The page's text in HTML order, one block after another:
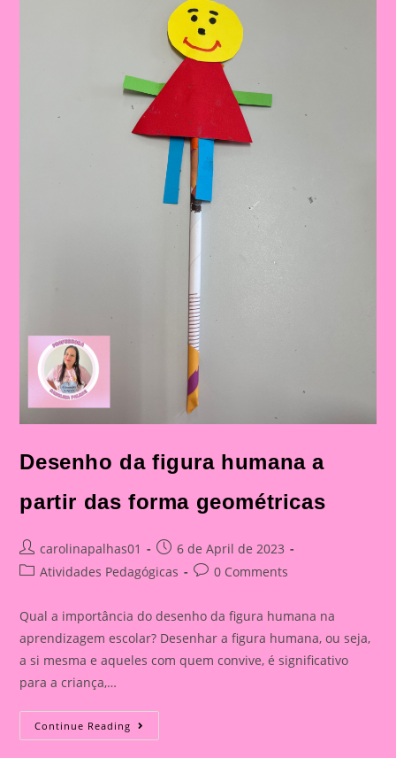
Desenho da figura humana a
partir das forma geométricas
Post
author:
carolinapalhas01
Post
published:
6 de April de 2023
PostAtividades Pedagógicas
Post0 Comments
Qual a importância do desenho da figura humana na
aprendizagem escolar? Desenhar a figura humana, ou seja,
a si mesma e aqueles com quem convive, é significativo
para a criança,…
Continue Reading Desenho
Da